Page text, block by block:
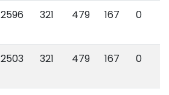
2596 321 479 167 0
2503 321 479 167 0